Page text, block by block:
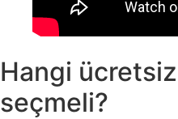
Hangi
seçmeli?